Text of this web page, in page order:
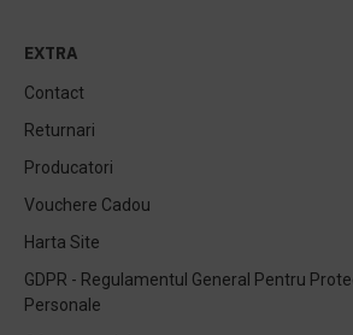
EXTRA
Contact
Returnari
Producatori
Vouchere Cadou
Harta Site
GDPR - Regulamentul General Pentru
Personale